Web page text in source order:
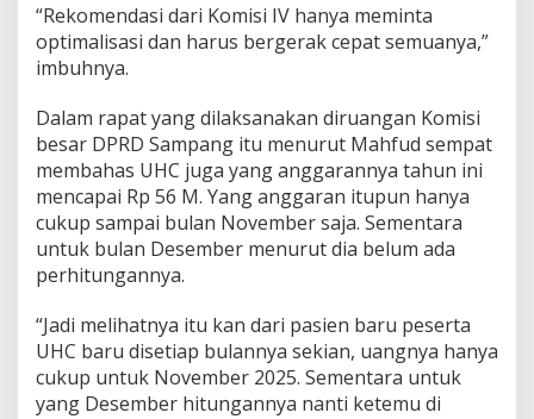
“Rekomendasi dari Komisi IV hanya meminta
optimalisasi dan harus bergerak cepat semuanya,”
imbuhnya.
Dalam rapat yang dilaksanakan diruangan Komisi
besar DPRD Sampang itu menurut Mahfud sempat
membahas UHC juga yang anggarannya tahun ini
mencapai Rp 56 M. Yang anggaran itupun hanya
cukup sampai bulan November saja. Sementara
untuk bulan Desember menurut dia belum ada
perhitungannya.
“Jadi melihatnya itu kan dari pasien baru peserta
UHC baru disetiap bulannya sekian, uangnya hanya
cukup untuk November 2025. Sementara untuk
yang Desember hitungannya nanti ketemu di